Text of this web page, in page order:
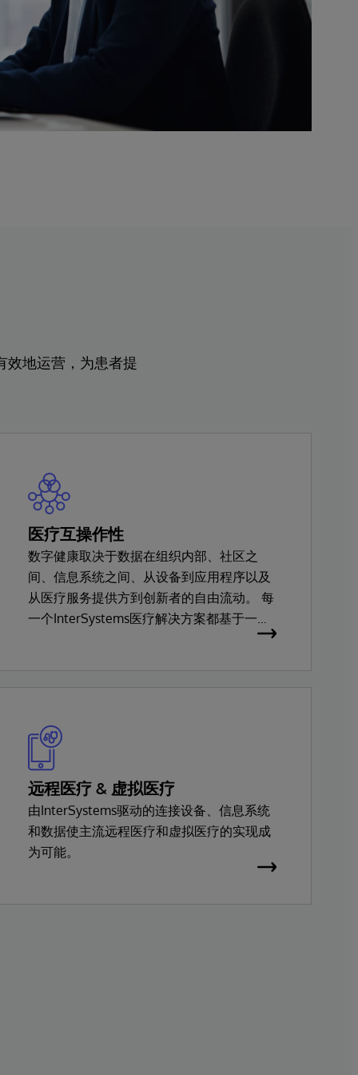
效地运营，为患者提
医疗互操作性
数字健康取决于数据在组织内部、社区之
间、信息系统之间、从设备到应用程序以及
从医疗服务提供方到创新者的自由流动。 每
一个InterSystems医疗解决方案都基于一套
通用的互操作性服务，支持几乎所有主要的
远程医疗 & 虚拟医疗
由InterSystems驱动的连接设备、信息系统
和数据使主流远程医疗和虚拟医疗的实现成
为可能。